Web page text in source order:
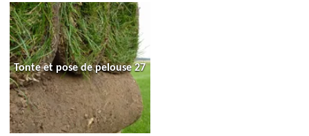
Tonte et pose de pelouse 27